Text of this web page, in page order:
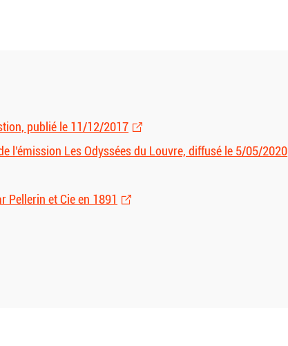
publié le 11/12/2017
l’émission Les Odyssées du Louvre, diffusé le 5/05/2020
Pellerin et Cie en 1891